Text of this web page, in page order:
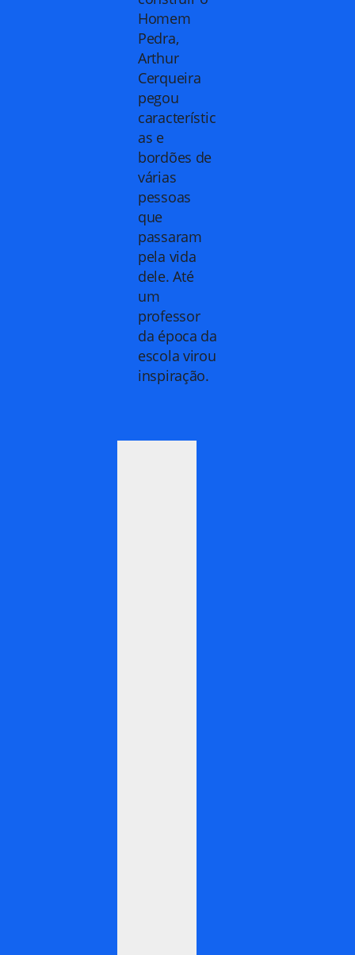
Homem
Pedra,
Arthur
Cerqueira
pegou
característic
as e
bordões de
várias
pessoas
que
passaram
pela vida
dele. Até
um
professor
da época da
escola virou
inspiração.